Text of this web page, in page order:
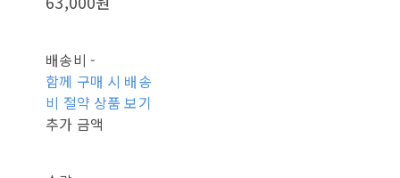
배송비 -
함께 구매 시 배송
비 절약 상품 보기
추가 금액